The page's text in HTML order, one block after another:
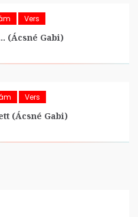
Vers
(Ácsné Gabi)
Vers
(Ácsné Gabi)